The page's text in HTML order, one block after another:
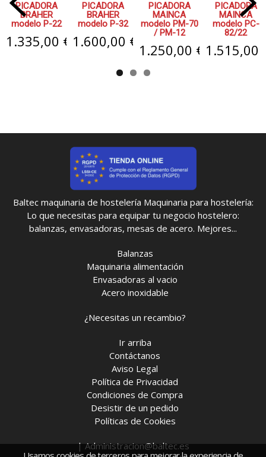
PICADORA
BRAHER
modelo P-22
1.335,00 €
PICADORA
BRAHER
modelo P-32
1.600,00 €
PICADORA
MAINCA
modelo PM-70
/ PM-12
1.250,00 €
PICADORA
MAINCA
modelo PC-
82/22
1.515,00
Baltec maquinaria de hostelería Maquinaria para hostelería:
Lo que necesitas para equipar tu negocio hostelero:
balanzas, envasadoras, mesas de acero. Mejores...
Balanzas
Maquinaria alimentación
Envasadoras al vacio
Acero inoxidable
¿Necesitas un recambio?
Ir arriba
Contáctanos
Aviso Legal
Política de Privacidad
Condiciones de Compra
Desistir de un pedido
Políticas de Cookies
| Administracion@baltec.es